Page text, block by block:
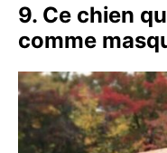
9. Ce chien
comme